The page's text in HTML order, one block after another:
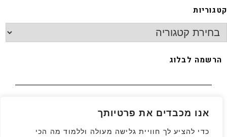
אנו מכבדים את פרטיותך
כדי להציע לך חוויית גלישה מעולה וללמוד מה הכי
קטגוריות
הרשמה לבלוג